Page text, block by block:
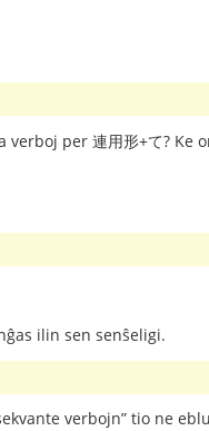
per 連用形+て? Ke
ilin sen senŝeligi.
verbojn” tio ne